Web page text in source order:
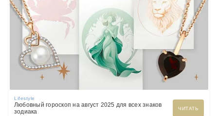
Lifestyle
Любовный гороскоп на август 2025 для всех знаков
зодиака
ЧИТАТЬ